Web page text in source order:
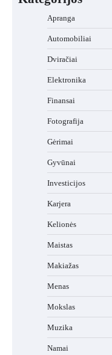
Apranga
Automobiliai
Dviračiai
Elektronika
Finansai
Fotografija
Gėrimai
Gyvūnai
Investicijos
Karjera
Kelionės
Maistas
Makiažas
Menas
Mokslas
Muzika
Namai